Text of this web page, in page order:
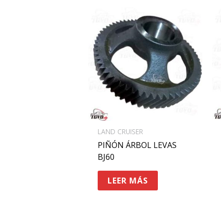
LAND CRUISER
PIÑÓN ÁRBOL LEVAS
BJ60
LEER MÁS